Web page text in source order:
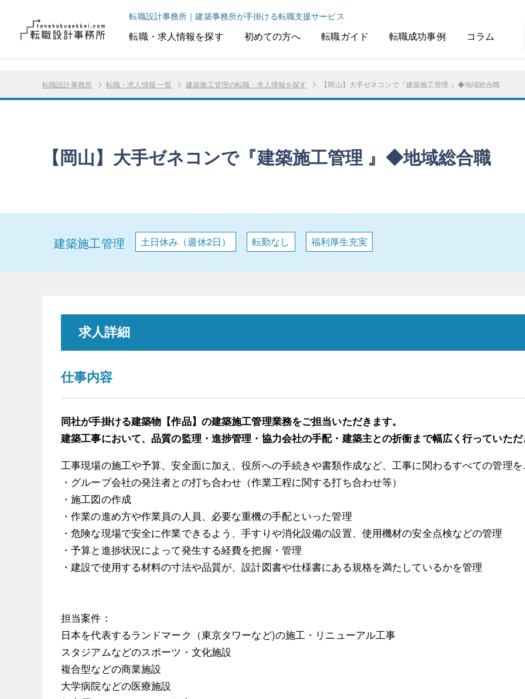
転職設計事務所｜建築事務所が手掛ける転職支援サービス
転職・求人情報を探す 初めての方へ 転職ガイド 転職成功事例 コラム
転職設計事務所 転職・求人情報 一覧 建築施工管理の転職・求人情報を探す 【岡山】大手ゼネコンで『建築施工管理 』◆地域総合職
【岡山】大手ゼネコンで『建築施工管理 』◆地域総合職
建築施工管理 土日休み（週休2日） 転勤なし 福利厚生充実
求人詳細
仕事内容
同社が手掛ける建築物【作品】の建築施工管理業務をご担当いただきます。
建築工事において、品質の監理・進捗管理・協力会社の手配・建築主との折衝まで幅広く行っていた
工事現場の施工や予算、安全面に加え、役所への手続きや書類作成など、工事に関わるすべての管理
・グループ会社の発注者との打ち合わせ（作業工程に関する打ち合わせ等）
・施工図の作成
・作業の進め方や作業員の人員、必要な重機の手配といった管理
・危険な現場で安全に作業できるよう、手すりや消化設備の設置、使用機材の安全点検などの管理
・予算と進捗状況によって発生する経費を把握・管理
・建設で使用する材料の寸法や品質が、設計図書や仕様書にある規格を満たしているかを管理
担当案件：
日本を代表するランドマーク（東京タワーなど)の施工・リニューアル工事
スタジアムなどのスポーツ・文化施設
複合型などの商業施設
大学病院などの医療施設